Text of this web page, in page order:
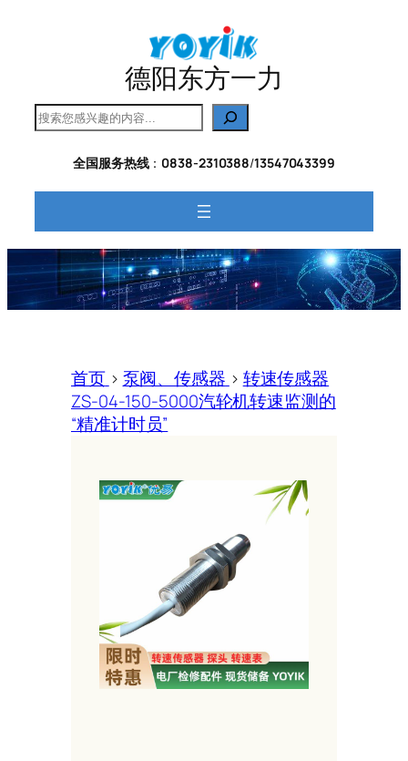
德阳东方一力
搜
索
全国服务热线： 0838-2310388/13547043399
首页 > 泵阀、传感器 > 转速传感器
ZS-04-150-5000汽轮机转速监测的
“精准计时员”